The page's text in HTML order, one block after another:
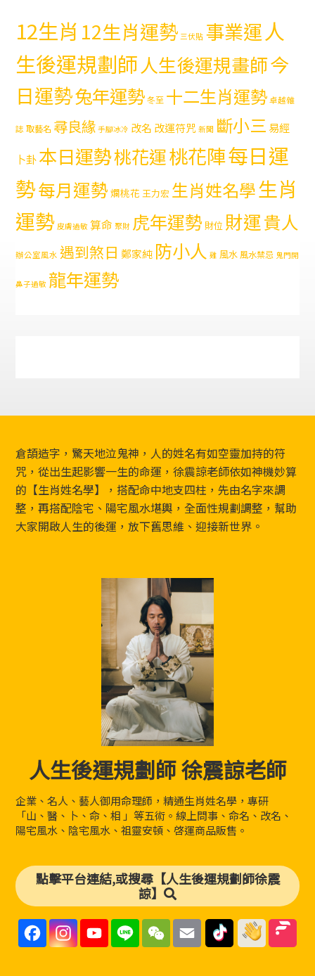
12生肖 12生肖運勢 三伏貼 事業運人
生後運規劃師人生後運規畫師今
日運勢兔年運勢冬至 十二生肖運勢 卓越雜
誌 取藝名 尋良緣 手腳冰冷 改名 改運符咒 新聞 斷小三易經
卜卦本日運勢桃花運桃花陣每日運
勢每月運勢 爛桃花 王力宏 生肖姓名學生肖
運勢 皮膚過敏 算命 聚財 虎年運勢 財位 財運貴人
辦公室風水 遇到煞日 鄭家純 防小人 雞 風水風水禁忌 鬼門開
鼻子過敏 龍年運勢
Footer
倉頡造字，驚天地泣鬼神，人的姓名有如空靈加持的符
咒，從出生起影響一生的命運，徐震諒老師依如神機妙算
的【生肖姓名學】，搭配命中地支四柱，先由名字來調
整，再搭配陰宅、陽宅風水堪輿，全面性規劃調整，幫助
大家開啟人生的後運，放下舊思維、迎接新世界。
人生後運規劃師 徐震諒老師
企業、名人、藝人御用命理師，精通生肖姓名學，專研
「山、醫、卜、命、相 」等五術。線上問事、命名、改名、
陽宅風水、陰宅風水、祖靈安頓、啓運商品販售。
點擊平台連結,或搜尋【人生後運規劃師徐震
諒】
F
a
c
I
s
Y
u
L
n
W
C
E
a